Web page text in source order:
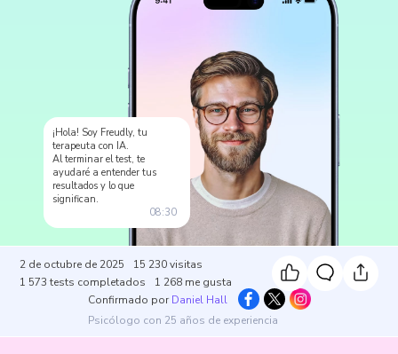
¡Hola! Soy Freudly, tu
terapeuta con IA.
Al terminar el test, te
ayudaré a entender tus
resultados y lo que
significan.
08:30
2 de octubre de 2025 15 230 visitas
1 573 tests completados 1 268 me gusta
Confirmado por Daniel Hall
Psicólogo con 25 años de experiencia